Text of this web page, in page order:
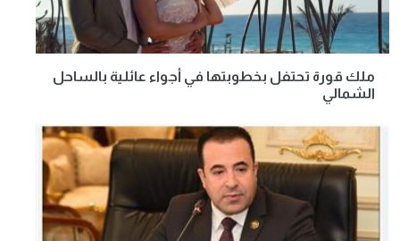
ملك قورة تحتفل بخطوبتها في أجواء عائلية بالساحل
الشمالي